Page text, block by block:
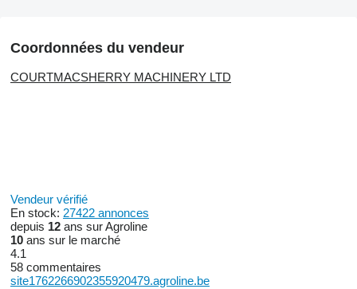
Coordonnées du vendeur
COURTMACSHERRY MACHINERY LTD
Vendeur vérifié
En stock: 27422 annonces
depuis 12 ans sur Agroline
10 ans sur le marché
4.1
58 commentaires
site1762266902355920479.agroline.be